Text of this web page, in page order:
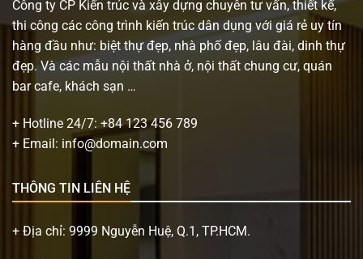
Công ty CP Kiến trúc và xây dựng chuyên tư vấn, thiết kế,
thi công các công trình kiến trúc dân dụng với giá rẻ uy tín
hàng đầu như: biệt thự đẹp, nhà phố đẹp, lâu đài, dinh thự
đẹp. Và các mẫu nội thất nhà ở, nội thất chung cư, quán
bar cafe, khách sạn …
+ Hotline 24/7: +84 123 456 789
+ Email: info@domain.com
THÔNG TIN LIÊN HỆ
+ Địa chỉ: 9999 Nguyễn Huệ, Q.1, TP.HCM.